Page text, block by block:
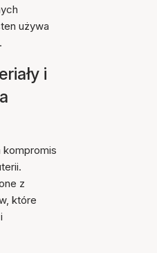
używa
i
kompromis
z
które